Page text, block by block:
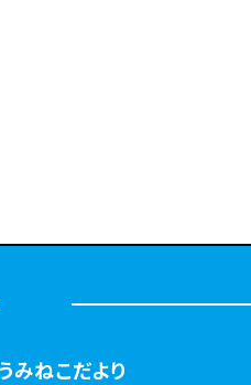
みねこだより